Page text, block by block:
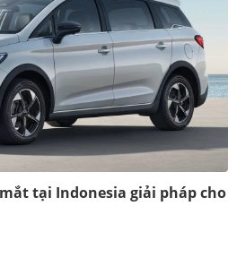
tại Indonesia giải pháp cho